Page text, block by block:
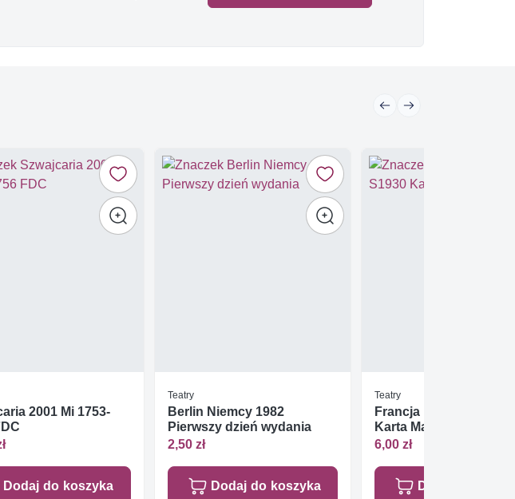
2001 Mi 1753-
Dodaj do koszyka
Teatry
Berlin Niemcy 1982
Pierwszy dzień wydania
2,50 zł
Dodaj do koszyka
Teatry
Francja 1975 Mi S1930
Karta Max
6,00 zł
Dodaj do